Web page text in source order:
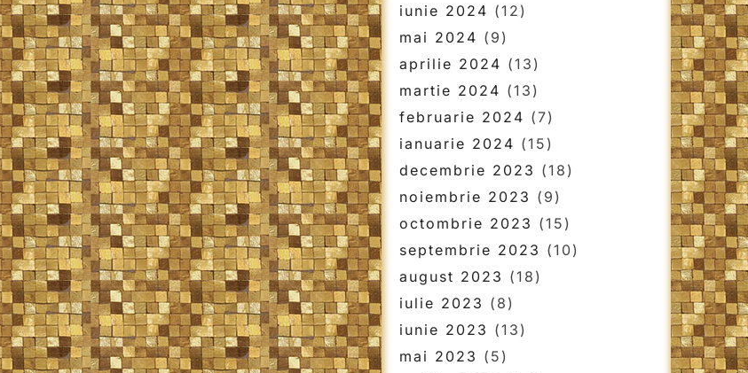
iunie 2024 (12)
mai 2024 (9)
aprilie 2024 (13)
martie 2024 (13)
februarie 2024 (7)
ianuarie 2024 (15)
decembrie 2023 (18)
noiembrie 2023 (9)
octombrie 2023 (15)
septembrie 2023 (10)
august 2023 (18)
iulie 2023 (8)
iunie 2023 (13)
mai 2023 (5)